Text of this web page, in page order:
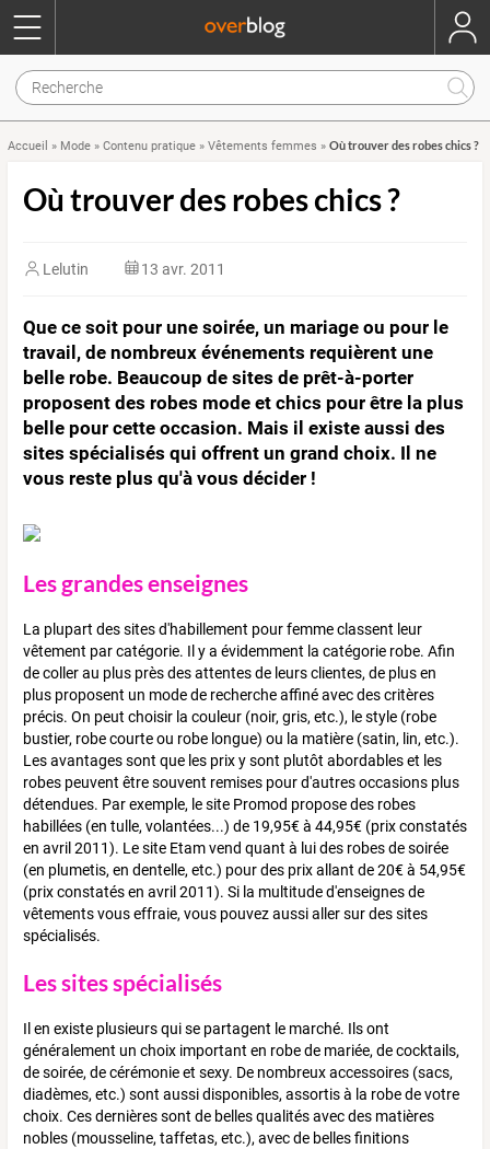
Accueil » Mode » Contenu pratique » Vêtements femmes » Où trouver des robes chics ?
Où trouver des robes chics ?
Lelutin 13 avr. 2011
Que ce soit pour une soirée, un mariage ou pour le
travail, de nombreux événements requièrent une
belle robe. Beaucoup de sites de prêt-à-porter
proposent des robes mode et chics pour être la plus
belle pour cette occasion. Mais il existe aussi des
sites spécialisés qui offrent un grand choix. Il ne
vous reste plus qu'à vous décider !
Les grandes enseignes
La plupart des sites d'habillement pour femme classent leur
vêtement par catégorie. Il y a évidemment la catégorie robe. Afin
de coller au plus près des attentes de leurs clientes, de plus en
plus proposent un mode de recherche affiné avec des critères
précis. On peut choisir la couleur (noir, gris, etc.), le style (robe
bustier, robe courte ou robe longue) ou la matière (satin, lin, etc.).
Les avantages sont que les prix y sont plutôt abordables et les
robes peuvent être souvent remises pour d'autres occasions plus
détendues. Par exemple, le site Promod propose des robes
habillées (en tulle, volantées...) de 19,95€ à 44,95€ (prix constatés
en avril 2011). Le site Etam vend quant à lui des robes de soirée
(en plumetis, en dentelle, etc.) pour des prix allant de 20€ à 54,95€
(prix constatés en avril 2011). Si la multitude d'enseignes de
vêtements vous effraie, vous pouvez aussi aller sur des sites
spécialisés.
Les sites spécialisés
Il en existe plusieurs qui se partagent le marché. Ils ont
généralement un choix important en robe de mariée, de cocktails,
de soirée, de cérémonie et sexy. De nombreux accessoires (sacs,
diadèmes, etc.) sont aussi disponibles, assortis à la robe de votre
choix. Ces dernières sont de belles qualités avec des matières
nobles (mousseline, taffetas, etc.), avec de belles finitions